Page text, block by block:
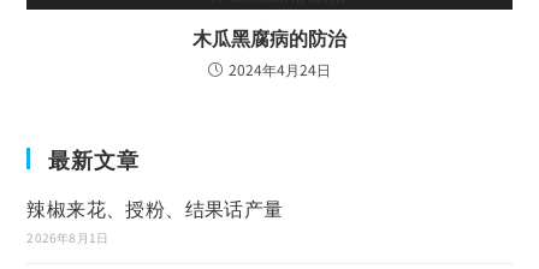
木瓜黑腐病的防治
2024年4月24日
最新文章
辣椒来花、授粉、结果话产量
2026年8月1日